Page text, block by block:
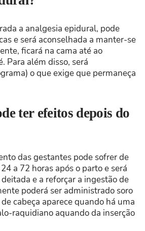
a analgesia epidural, pode
e será aconselhada a manter-se
ficará na cama até ao
Para além disso, será
o que exige que permaneça
ter efeitos depois do
das gestantes pode sofrer de
a 72 horas após o parto e será
e a reforçar a ingestão de
poderá ser administrado soro
cabeça aparece quando há uma
raquidiano aquando da inserção